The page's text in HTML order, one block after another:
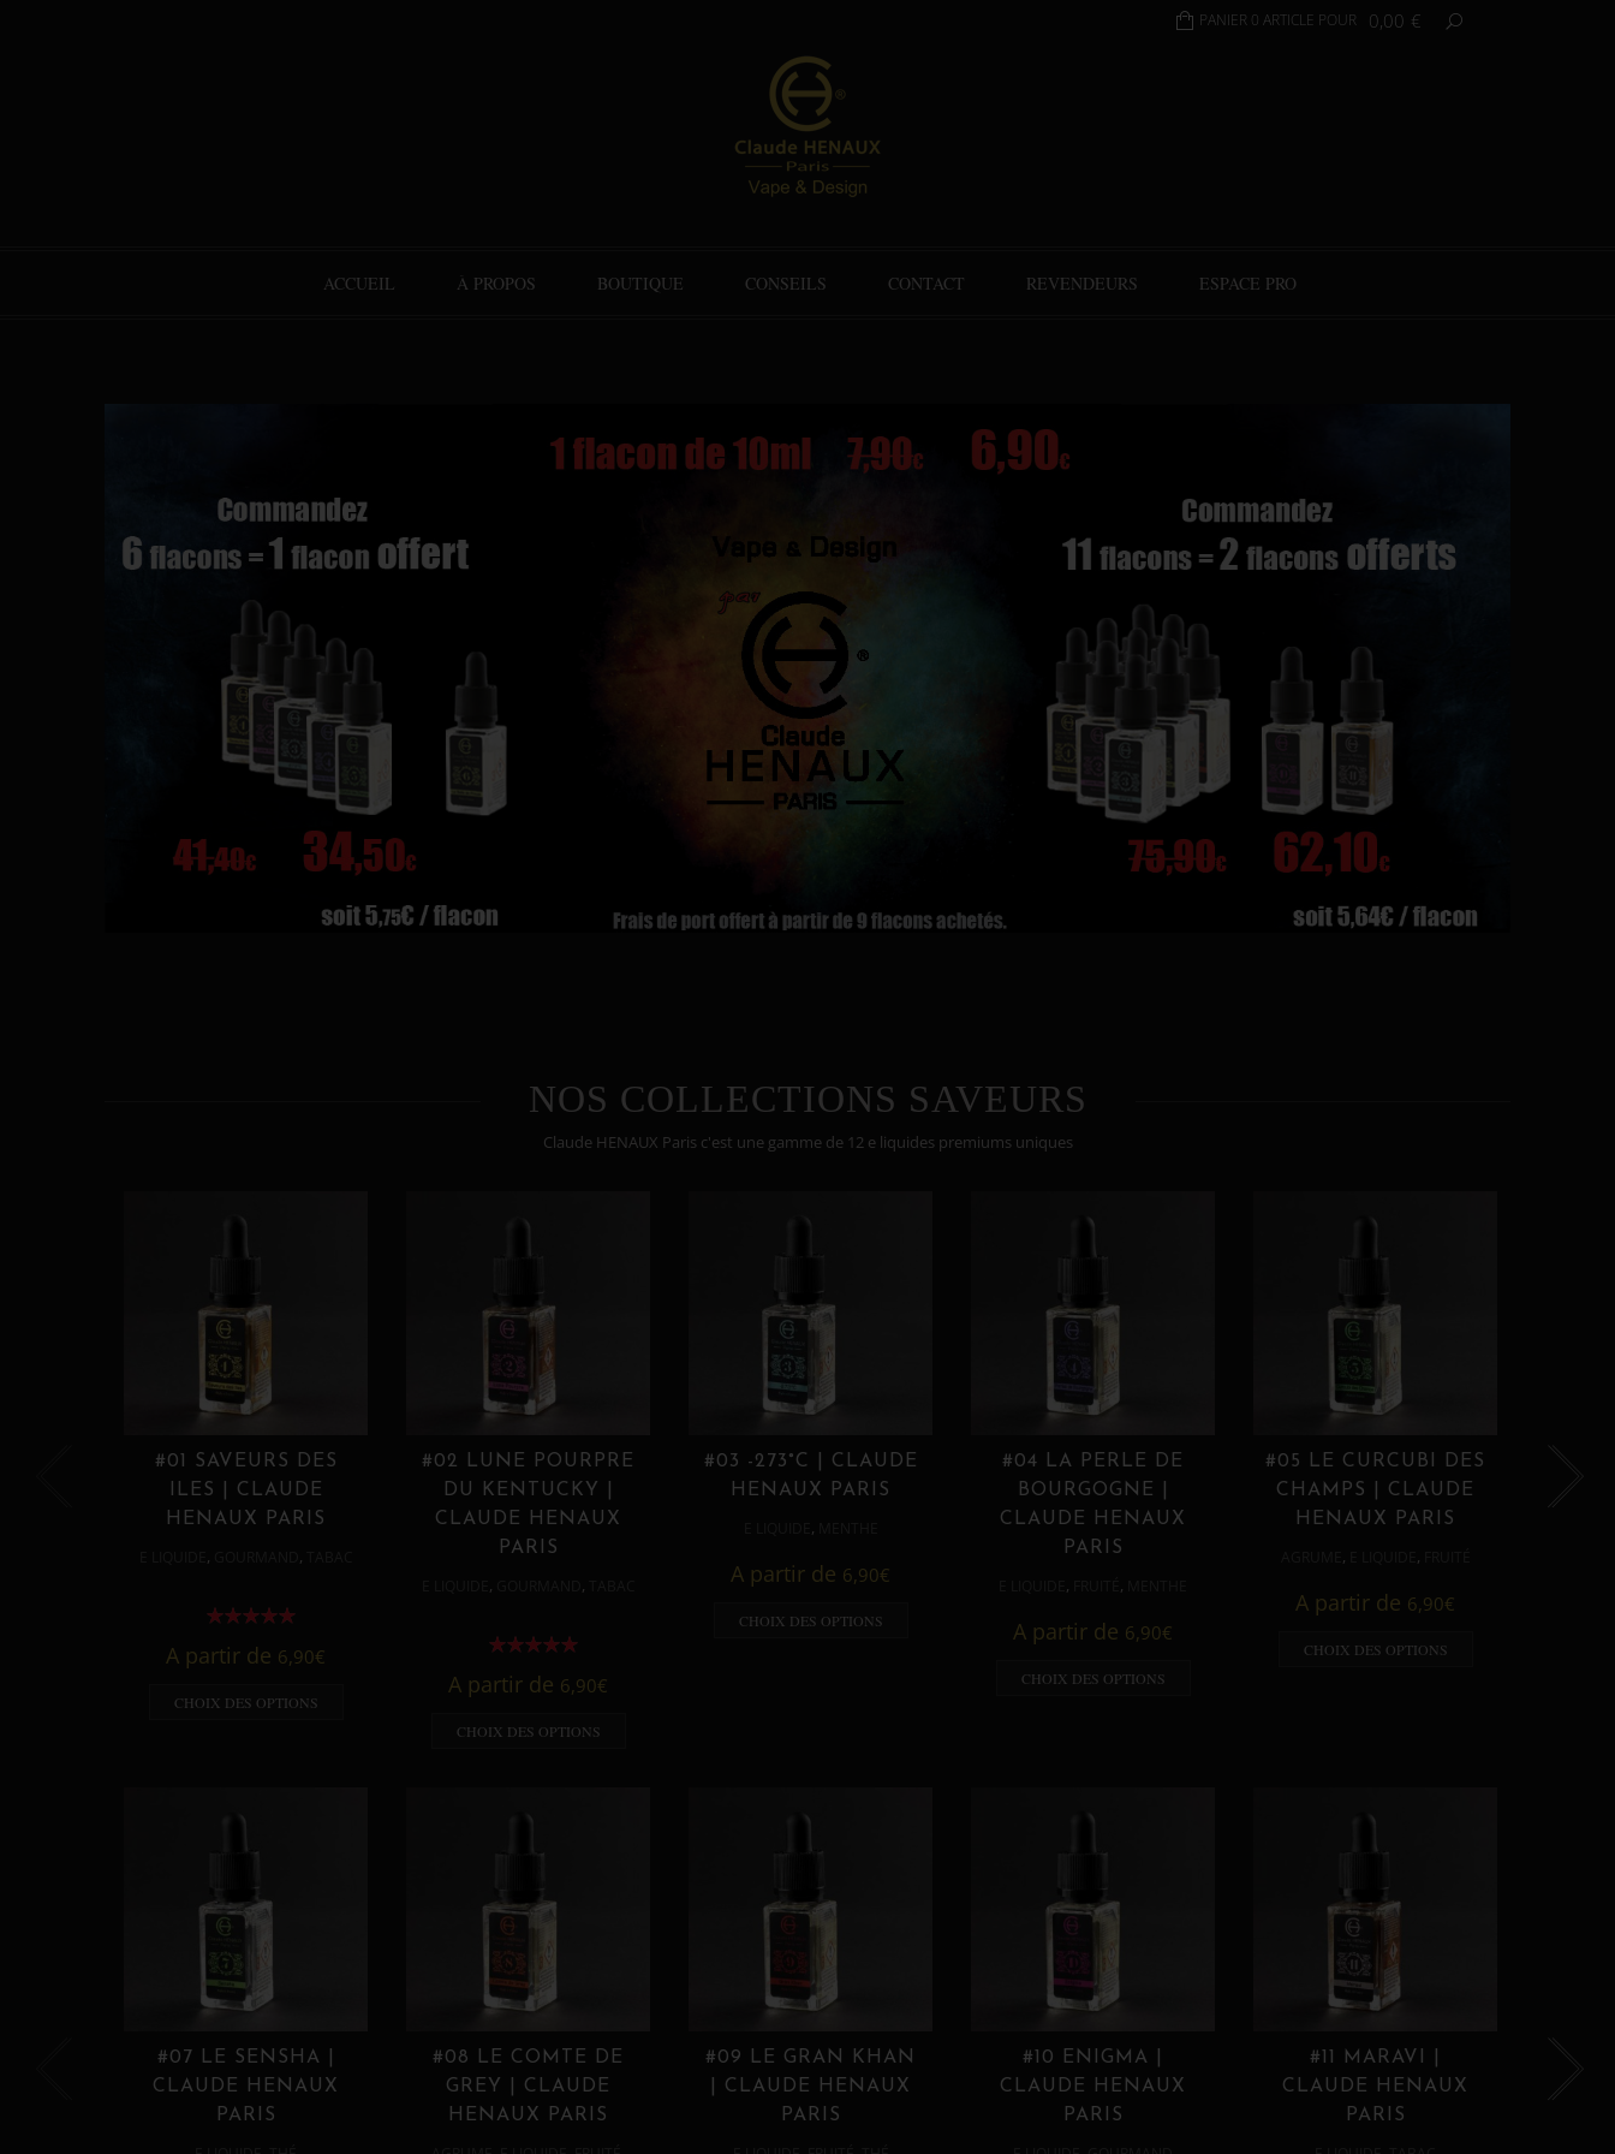
PANIER 0 ARTICLE POUR 0,00 €
ACCUEIL À PROPOS BOUTIQUE CONSEILS CONTACT REVENDEURS ESPACE PRO
NOS COLLECTIONS SAVEURS
Claude HENAUX Paris c'est une gamme de 12 e liquides premiums uniques
#01 SAVEURS DES
ILES | CLAUDE
HENAUX PARIS
, ,
A partir de 6,90€
CHOIX DES OPTIONS
#02 LUNE POURPRE
DU KENTUCKY |
CLAUDE HENAUX
PARIS
, ,
A partir de 6,90€
CHOIX DES OPTIONS
#03 -273°C | CLAUDE
HENAUX PARIS
,
A partir de 6,90€
CHOIX DES OPTIONS
#04 LA PERLE DE
BOURGOGNE |
CLAUDE HENAUX
PARIS
, ,
A partir de 6,90€
CHOIX DES OPTIONS
#05 LE CURCUBI DES
CHAMPS | CLAUDE
HENAUX PARIS
, ,
A partir de 6,90€
CHOIX DES OPTIONS
#07 LE SENSHA |
CLAUDE HENAUX
PARIS
#08 LE COMTE DE
GREY | CLAUDE
HENAUX PARIS
#09 LE GRAN KHAN
| CLAUDE HENAUX
PARIS
#10 ENIGMA |
CLAUDE HENAUX
PARIS
#11 MARAVI |
CLAUDE HENAUX
PARIS